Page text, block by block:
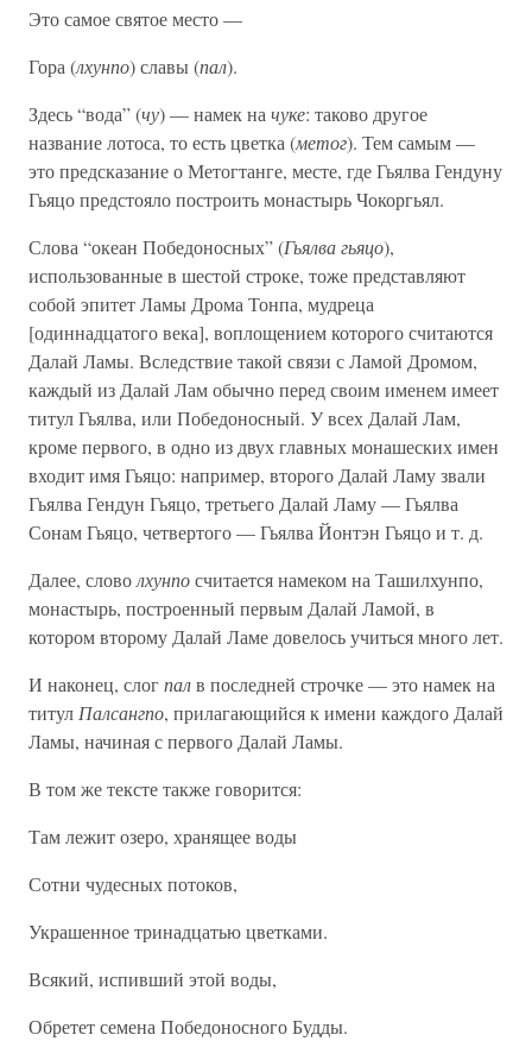
Это самое святое место —
Гора (лхунпо) славы (пал).
Здесь “вода” (чу) — намек на чуке: таково другое
название лотоса, то есть цветка (метог). Тем самым —
это предсказание о Метогтанге, месте, где Гьялва Гендуну
Гьяцо предстояло построить монастырь Чокоргьял.
Слова “океан Победоносных” (Гьялва гьяцо),
использованные в шестой строке, тоже представляют
собой эпитет Ламы Дрома Тонпа, мудреца
[одиннадцатого века], воплощением которого считаются
Далай Ламы. Вследствие такой связи с Ламой Дромом,
каждый из Далай Лам обычно перед своим именем имеет
титул Гьялва, или Победоносный. У всех Далай Лам,
кроме первого, в одно из двух главных монашеских имен
входит имя Гьяцо: например, второго Далай Ламу звали
Гьялва Гендун Гьяцо, третьего Далай Ламу — Гьялва
Сонам Гьяцо, четвертого — Гьялва Йонтэн Гьяцо и т. д.
Далее, словолхунпосчитается намеком на Ташилхунпо,
монастырь, построенный первым Далай Ламой, в
котором второму Далай Ламе довелось учиться много лет.
И наконец, слогпалв последней строчке — это намек на
титул Палсангпо, прилагающийся к имени каждого Далай
Ламы, начиная с первого Далай Ламы.
В том же тексте также говорится:
Там лежит озеро, хранящее воды
Сотни чудесных потоков,
Украшенное тринадцатью цветками.
Всякий, испивший этой воды,
Обретет семена Победоносного Будды.